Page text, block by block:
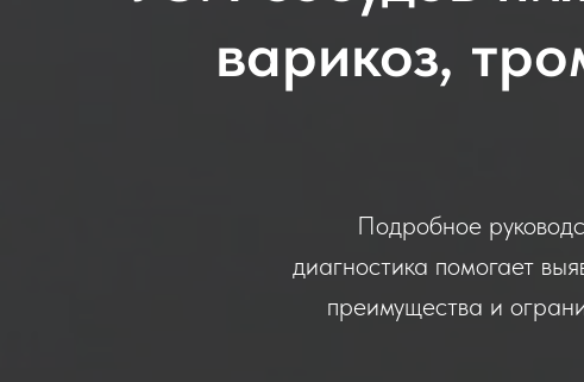
варикоз,
Подробное
диагностика помогает
преимущества и